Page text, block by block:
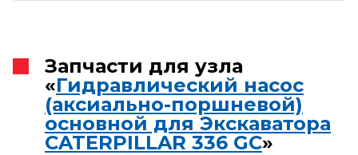
Запчасти для узла
«Гидравлический насос
(аксиально-поршневой)
основной для Экскаватора
CATERPILLAR 336 GC»